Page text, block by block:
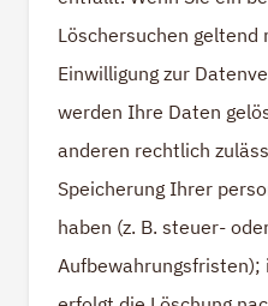
Löschersuchen geltend
Einwilligung zur
werden Ihre Daten
anderen rechtlich
Speicherung Ihrer
haben (z. B. steuer-
Aufbewahrungsfristen);